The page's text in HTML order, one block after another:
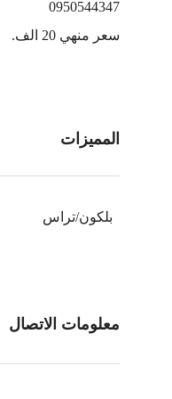
0950544347
سعر منهي 20 الف.
المميزات
بلكون/تراس
معلومات الاتصال